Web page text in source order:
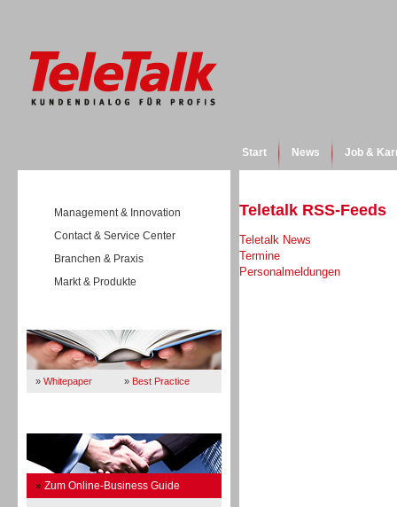
Start News Job &
Management & Innovation
Contact & Service Center
Branchen & Praxis
Markt & Produkte
» Whitepaper » Best Practice
» Zum Online-Business Guide
Teletalk RSS-Feeds
Teletalk News
Termine
Personalmeldungen